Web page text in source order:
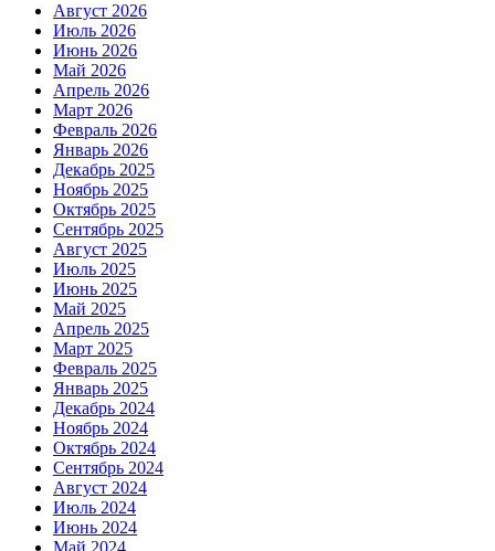
Август 2026
Июль 2026
Июнь 2026
Май 2026
Апрель 2026
Март 2026
Февраль 2026
Январь 2026
Декабрь 2025
Ноябрь 2025
Октябрь 2025
Сентябрь 2025
Август 2025
Июль 2025
Июнь 2025
Май 2025
Апрель 2025
Март 2025
Февраль 2025
Январь 2025
Декабрь 2024
Ноябрь 2024
Октябрь 2024
Сентябрь 2024
Август 2024
Июль 2024
Июнь 2024